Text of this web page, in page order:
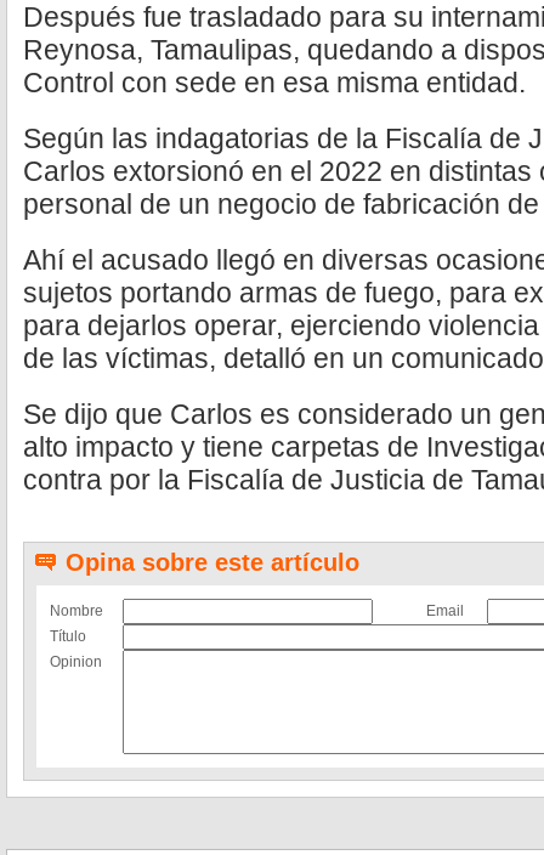
Después fue trasladado para su
Reynosa, Tamaulipas, quedando a
Control con sede en esa misma entidad.
Según las indagatorias de la Fiscalía de
Carlos extorsionó en el 2022 en
personal de un negocio de fabricación
Ahí el acusado llegó en diversas
sujetos portando armas de fuego, para
para dejarlos operar, ejerciendo
de las víctimas, detalló en un
Se dijo que Carlos es considerado un
alto impacto y tiene carpetas de
contra por la Fiscalía de Justicia de
Opina sobre este artículo
Nombre
Email
Título
Opinion